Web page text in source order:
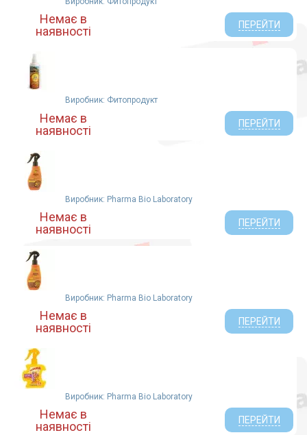
Немає в
наявності
ПЕРЕЙТИ
Виробник: Фитопродукт
Немає в
наявності
ПЕРЕЙТИ
Виробник: Pharma Bio Laboratory
Немає в
наявності
ПЕРЕЙТИ
Виробник: Pharma Bio Laboratory
Немає в
наявності
ПЕРЕЙТИ
Виробник: Pharma Bio Laboratory
Немає в
наявності
ПЕРЕЙТИ